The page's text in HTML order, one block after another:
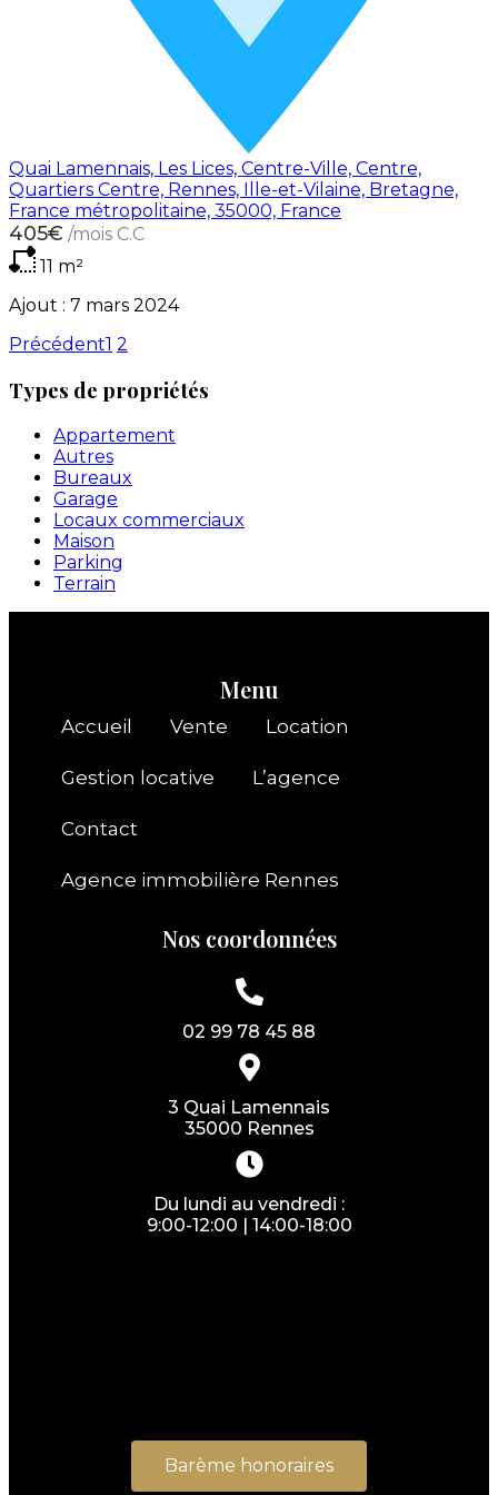
Quai Lamennais, Les Lices, Centre-Ville, Centre,
Quartiers Centre, Rennes, Ille-et-Vilaine, Bretagne,
France métropolitaine, 35000, France
405€ /mois C.C
11 m²
Ajout : 7 mars 2024
Précédent1 2
Types de propriétés
Appartement
Autres
Bureaux
Garage
Locaux commerciaux
Maison
Parking
Terrain
Barème honoraires
Menu
Accueil Vente Location
Gestion locative L’agence
Contact
Agence immobilière Rennes
Nos coordonnées
02 99 78 45 88
3 Quai Lamennais
35000 Rennes
Du lundi au vendredi :
9:00-12:00 | 14:00-18:00